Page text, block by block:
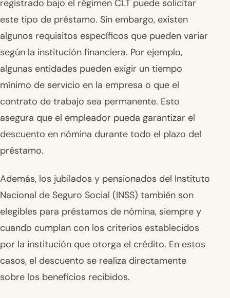
registrado bajo el régimen CLT puede solicitar
este tipo de préstamo. Sin embargo, existen
algunos requisitos específicos que pueden variar
según la institución financiera. Por ejemplo,
algunas entidades pueden exigir un tiempo
mínimo de servicio en la empresa o que el
contrato de trabajo sea permanente. Esto
asegura que el empleador pueda garantizar el
descuento en nómina durante todo el plazo del
préstamo.
Además, los jubilados y pensionados del Instituto
Nacional de Seguro Social (INSS) también son
elegibles para préstamos de nómina, siempre y
cuando cumplan con los criterios establecidos
por la institución que otorga el crédito. En estos
casos, el descuento se realiza directamente
sobre los beneficios recibidos.